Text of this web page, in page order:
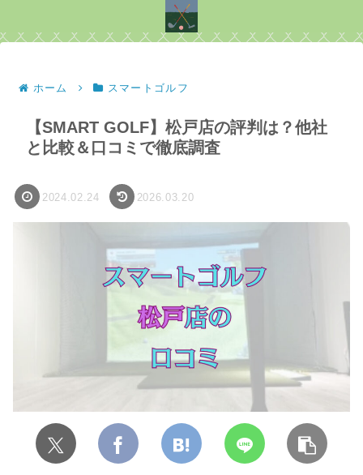
ホーム スマートゴルフ
【SMART GOLF】松戸店の評判は？他社
と比較＆口コミで徹底調査
2024.02.24 2026.03.20